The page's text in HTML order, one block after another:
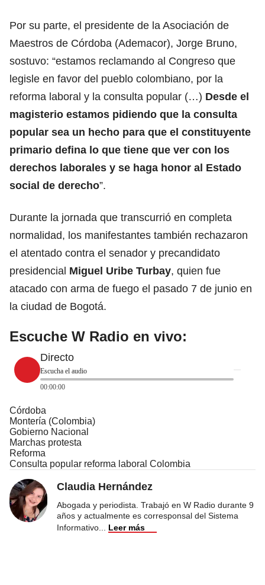
Por su parte, el presidente de la Asociación de
Maestros de Córdoba (Ademacor), Jorge Bruno,
sostuvo: “estamos reclamando al Congreso que
legisle en favor del pueblo colombiano, por la
reforma laboral y la consulta popular (…) Desde el
magisterio estamos pidiendo que la consulta
popular sea un hecho para que el constituyente
primario defina lo que tiene que ver con los
derechos laborales y se haga honor al Estado
social de derecho”.
Durante la jornada que transcurrió en completa
normalidad, los manifestantes también rechazaron
el atentado contra el senador y precandidato
presidencial Miguel Uribe Turbay, quien fue
atacado con arma de fuego el pasado 7 de junio en
la ciudad de Bogotá.
Escuche W Radio en vivo:
Directo
Escucha el audio
00:00:00
Córdoba
Montería (Colombia)
Gobierno Nacional
Marchas protesta
Reforma
Consulta popular reforma laboral Colombia
Claudia Hernández
Abogada y periodista. Trabajó en W Radio durante 9
años y actualmente es corresponsal del Sistema
Informativo
Leer más